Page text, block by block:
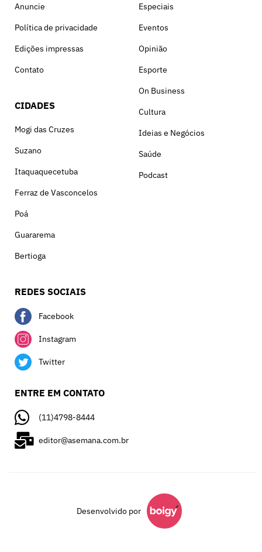
Anuncie
Política de privacidade
Edições impressas
Contato
CIDADES
Mogi das Cruzes
Suzano
Itaquaquecetuba
Ferraz de Vasconcelos
Poá
Guararema
Bertioga
Especiais
Eventos
Opinião
Esporte
On Business
Cultura
Ideias e Negócios
Saúde
Podcast
REDES SOCIAIS
Facebook
Instagram
Twitter
ENTRE EM CONTATO
(11)4798-8444
editor@asemana.com.br
Desenvolvido por